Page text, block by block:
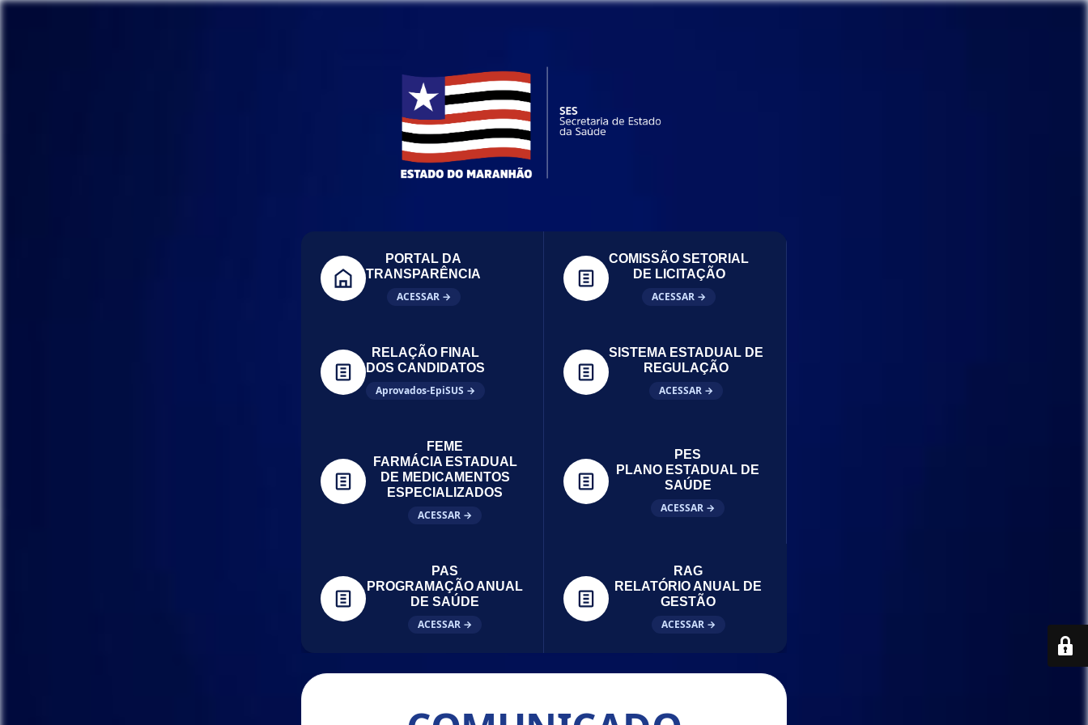
PORTAL DA
TRANSPARÊNCIA
ACESSAR →
COMISSÃO SETORIAL
DE LICITAÇÃO
ACESSAR →
RELAÇÃO FINAL
DOS CANDIDATOS
Aprovados-EpiSUS →
SISTEMA ESTADUAL DE
REGULAÇÃO
ACESSAR →
FEME
FARMÁCIA ESTADUAL
DE MEDICAMENTOS
ESPECIALIZADOS
ACESSAR →
PES
PLANO ESTADUAL DE
SAÚDE
ACESSAR →
PAS
PROGRAMAÇÃO ANUAL
DE SAÚDE
ACESSAR →
RAG
RELATÓRIO ANUAL DE
GESTÃO
ACESSAR →